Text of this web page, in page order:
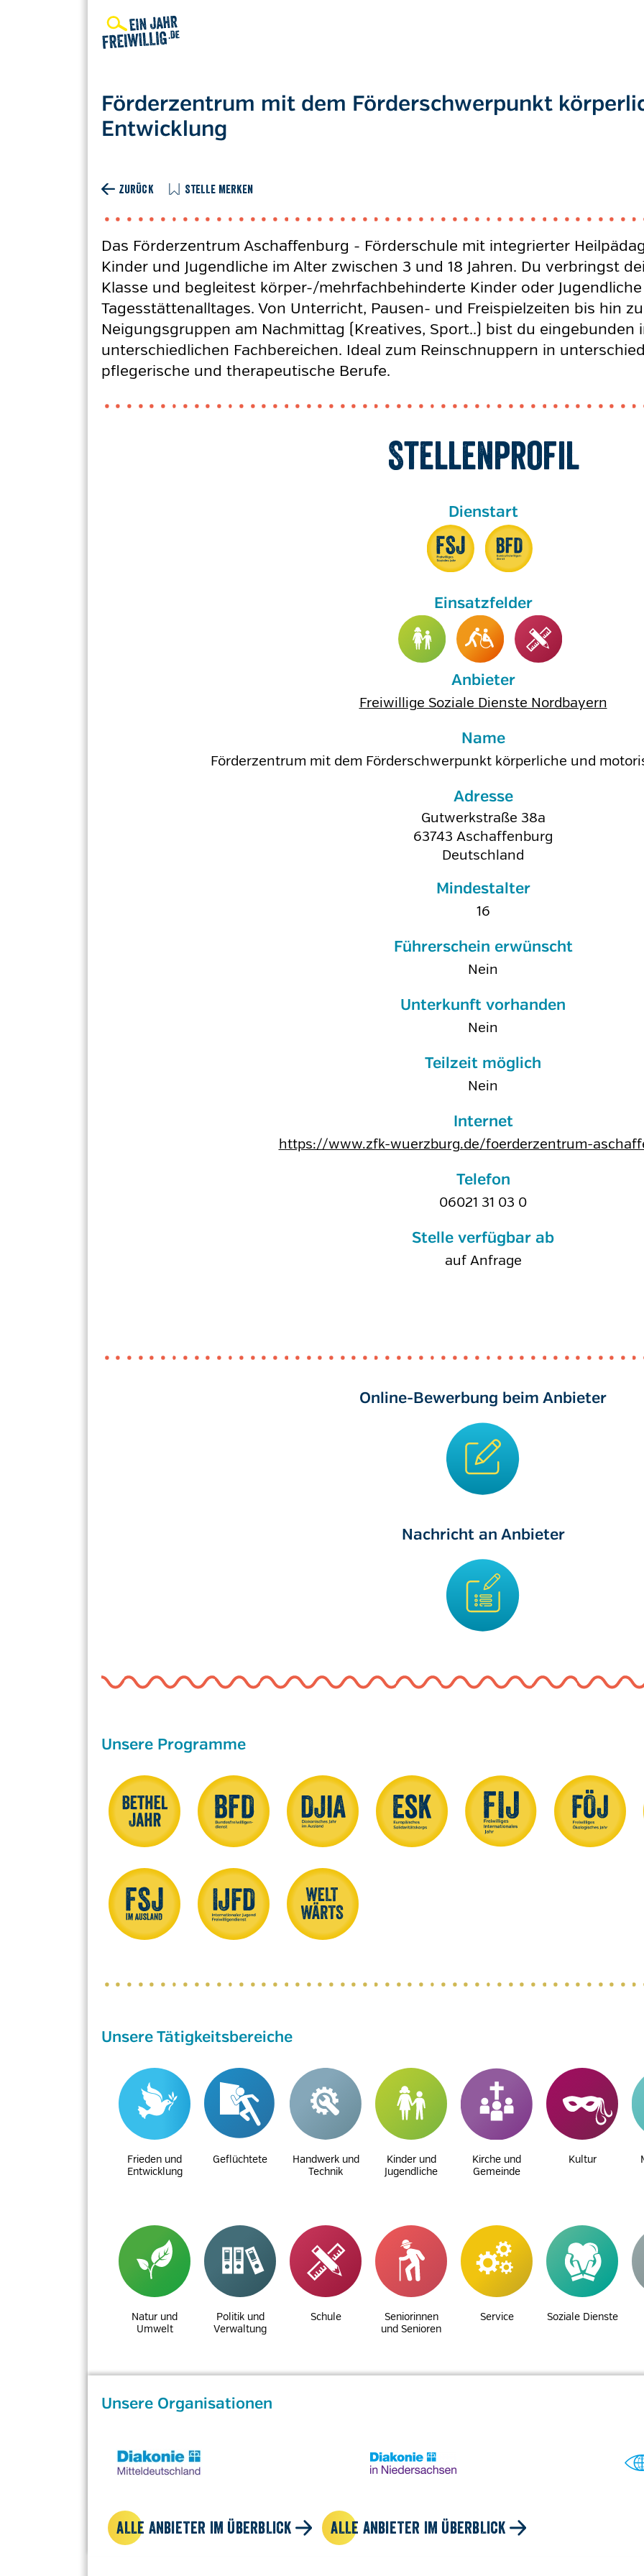
Förderzentrum mit dem Förderschwerpunkt
Entwicklung
ZURÜCK STELLE MERKEN
Das Förderzentrum Aschaffenburg - Förderschule mit integrierter
Kinder und Jugendliche im Alter zwischen 3 und 18 Jahren. Du verbringst
Klasse und begleitest körper-/mehrfachbehinderte Kinder oder
Tagesstättenalltages. Von Unterricht, Pausen- und Freispielzeiten bis hin
Neigungsgruppen am Nachmittag (Kreatives, Sport..) bist du eingebunden
unterschiedlichen Fachbereichen. Ideal zum Reinschnuppern in
pflegerische und therapeutische Berufe.
Stellenprofil
Anbieter
Freiwillige Soziale Dienste Nordbayern
Name
Förderzentrum mit dem Förderschwerpunkt körperliche und
Adresse
Gutwerkstraße 38a
63743 Aschaffenburg
Deutschland
Mindestalter
16
Führerschein erwünscht
Nein
Unterkunft vorhanden
Nein
Teilzeit möglich
Nein
Internet
https://www.zfk-wuerzburg.de/foerderzentrum-
Telefon
06021 31 03 0
Stelle verfügbar ab
auf Anfrage
Online-Bewerbung beim Anbieter
Nachricht an Anbieter
Unsere Programme
Unsere Tätigkeitsbereiche
Frieden und
Entwicklung
Geflüchtete
Handwerk und
Technik
Kinder und
Jugendliche
Kirche und
Gemeinde
Kultur
Natur und
Umwelt
Politik und
Verwaltung
Schule
Seniorinnen
und Senioren
Service Soziale Dienste
Unsere Organisationen
ALLE ANBIETER IM ÜBERBLICK ALLE ANBIETER IM ÜBERBLICK